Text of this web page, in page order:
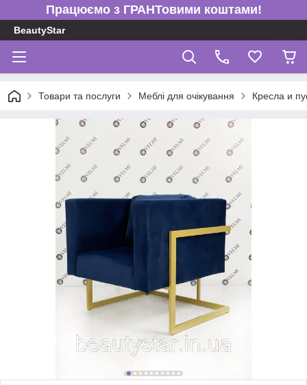
Працюємо з ГРАНТовими коштами!
BeautyStar
Товари та послуги Меблі для очікування Кресла и